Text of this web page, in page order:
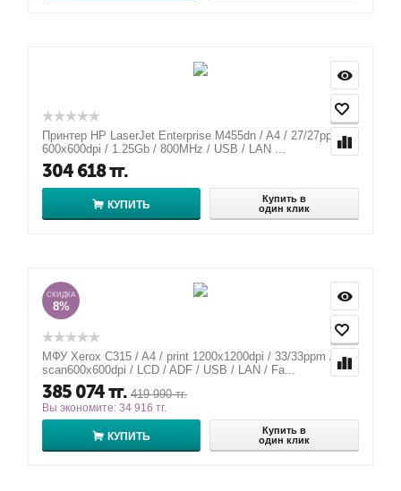
Принтер HP LaserJet Enterprise M455dn / A4 / 27/27ppm /
600x600dpi / 1.25Gb / 800MHz / USB / LAN ...
304 618тг.
КУПИТЬ
Купить в
один клик
СКИДКА
8%
МФУ Xerox C315 / A4 / print 1200x1200dpi / 33/33ppm /
scan600x600dpi / LCD / ADF / USB / LAN / Fa...
385 074тг. 419 990 тг.
Вы экономите: 34 916 тг.
КУПИТЬ
Купить в
один клик